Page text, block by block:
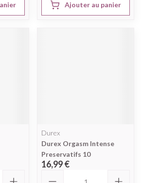
Ajouter au panier
Durex
Durex Orgasm Intense
Preservatifs 10
16,99 €